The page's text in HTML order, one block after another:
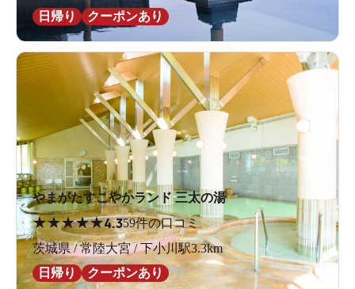
日帰り
クーポンあり
やまがたすこやかランド 三太の湯
★★★★★4.359件の口コミ
茨城県 / 常陸大宮 / 下小川駅3.3km
日帰り
クーポンあり